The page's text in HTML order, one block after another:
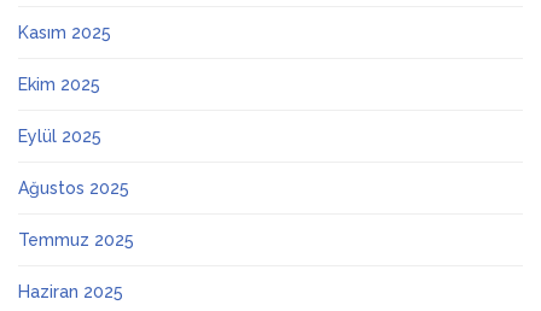
Kasım 2025
Ekim 2025
Eylül 2025
Ağustos 2025
Temmuz 2025
Haziran 2025